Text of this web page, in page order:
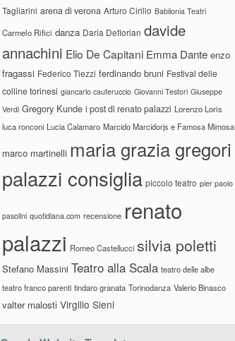
Tagliarini arena di verona Arturo Cirillo Babilonia Teatri
Carmelo Rifici danza Daria Deflorian davide
annachini Elio De Capitani Emma Dante enzo
fragassi Federico Tiezzi ferdinando bruni Festival delle
colline torinesi giancarlo cauteruccio Giovanni Testori Giuseppe
Verdi Gregory Kunde i post di renato palazzi Lorenzo Loris
luca ronconi Lucia Calamaro Marcido Marcidorjs e Famosa Mimosa
marco martinelli maria grazia gregori
palazzi consiglia piccolo teatro pier paolo
pasolini quotidiana.com recensione renato
palazzi Romeo Castellucci silvia poletti
Stefano Massini Teatro alla Scala teatro delle albe
teatro franco parenti tindaro granata Torinodanza Valerio Binasco
valter malosti Virgilio Sieni